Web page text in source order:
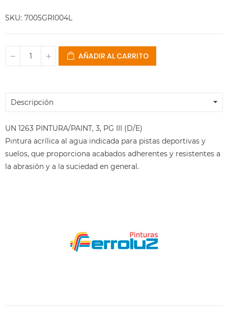
SKU 7005GRI004L
AÑADIR AL CARRITO
Descripción
UN 1263 PINTURA/PAINT, 3, PG III (D/E)
Pintura acrílica al agua indicada para pistas deportivas y
suelos, que proporciona acabados adherentes y resistentes a
la abrasión y a la suciedad en general.